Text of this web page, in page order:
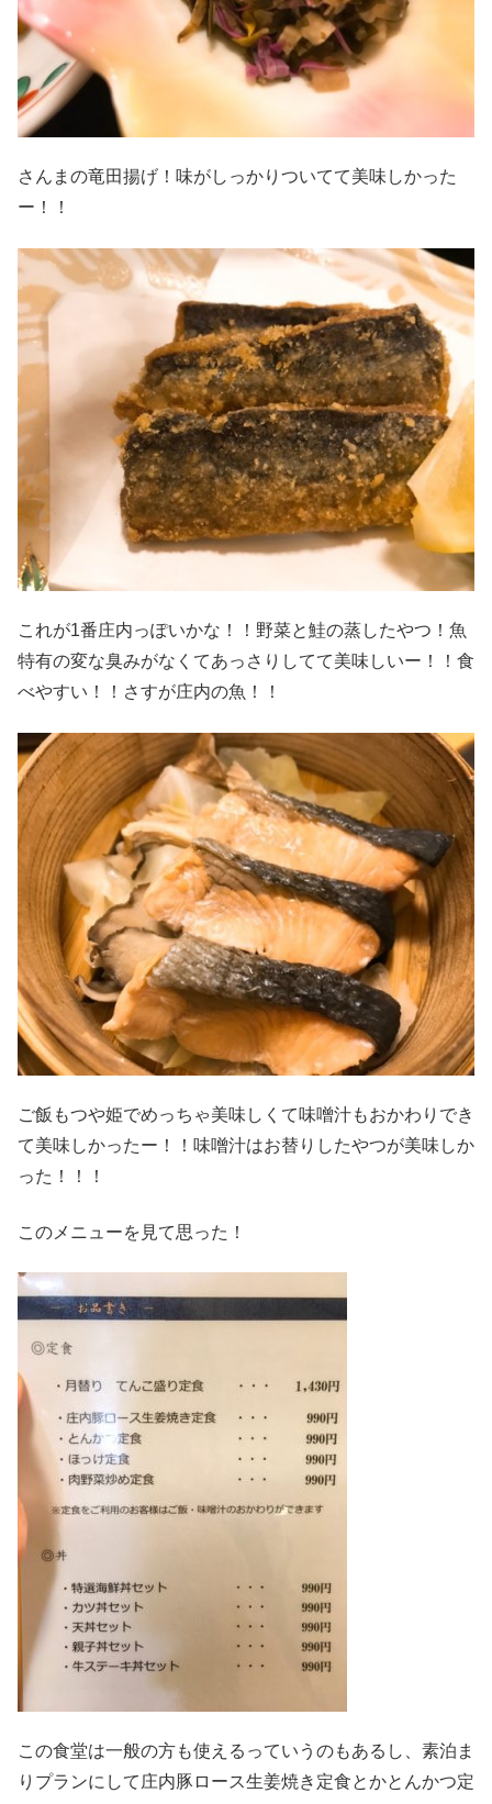
さんまの竜田揚げ！味がしっかりついてて美味しかった
ー！！
これが1番庄内っぽいかな！！野菜と鮭の蒸したやつ！魚
特有の変な臭みがなくてあっさりしてて美味しいー！！食
べやすい！！さすが庄内の魚！！
ご飯もつや姫でめっちゃ美味しくて味噌汁もおかわりでき
て美味しかったー！！味噌汁はお替りしたやつが美味しか
った！！！
このメニューを見て思った！
この食堂は一般の方も使えるっていうのもあるし、素泊ま
りプランにして庄内豚ロース生姜焼き定食とかとんかつ定